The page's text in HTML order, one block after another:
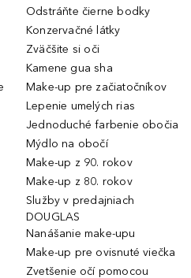
Odstráňte čierne bodky
Konzervačné látky
Zväčšite si oči
Kamene gua sha
Make-up pre začiatočníkov
Lepenie umelých rias
Jednoduché farbenie obočia
Mýdlo na obočí
Make-up z 90. rokov
Make-up z 80. rokov
Služby v predajniach
DOUGLAS
Nanášanie make-upu
Make-up pre ovisnuté viečka
Zvetšenie očí pomocou